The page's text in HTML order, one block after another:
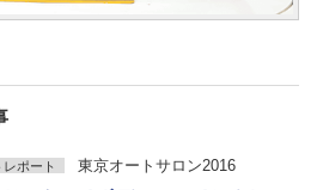
ポート 東京オートサロン2016